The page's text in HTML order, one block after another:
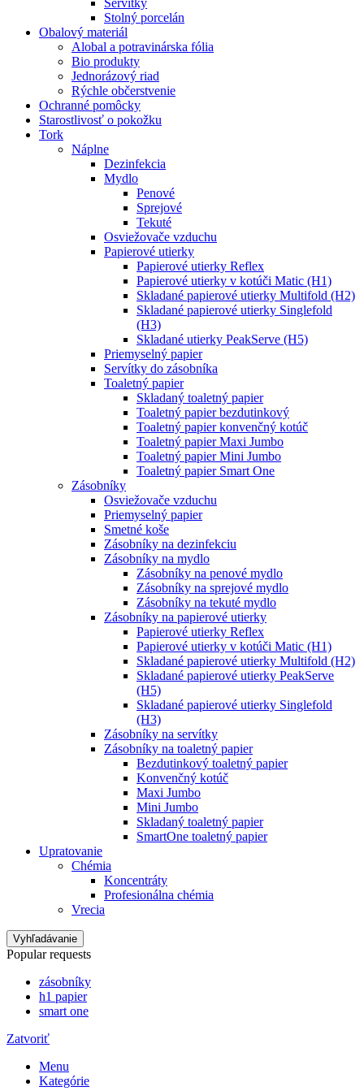
Servítky
Stolný porcelán
Obalový materiál
Alobal a potravinárska fólia
Bio produkty
Jednorázový riad
Rýchle občerstvenie
Ochranné pomôcky
Starostlivosť o pokožku
Tork
Náplne
Dezinfekcia
Mydlo
Penové
Sprejové
Tekuté
Osviežovače vzduchu
Papierové utierky
Papierové utierky Reflex
Papierové utierky v kotúči Matic (H1)
Skladané papierové utierky Multifold (H2)
Skladané papierové utierky Singlefold
(H3)
Skladané utierky PeakServe (H5)
Priemyselný papier
Servítky do zásobníka
Toaletný papier
Skladaný toaletný papier
Toaletný papier bezdutinkový
Toaletný papier konvenčný kotúč
Toaletný papier Maxi Jumbo
Toaletný papier Mini Jumbo
Toaletný papier Smart One
Zásobníky
Osviežovače vzduchu
Priemyselný papier
Smetné koše
Zásobníky na dezinfekciu
Zásobníky na mydlo
Zásobníky na penové mydlo
Zásobníky na sprejové mydlo
Zásobníky na tekuté mydlo
Zásobníky na papierové utierky
Papierové utierky Reflex
Papierové utierky v kotúči Matic (H1)
Skladané papierové utierky Multifold (H2)
Skladané papierové utierky PeakServe
(H5)
Skladané papierové utierky Singlefold
(H3)
Zásobníky na servítky
Zásobníky na toaletný papier
Bezdutinkový toaletný papier
Konvenčný kotúč
Maxi Jumbo
Mini Jumbo
Skladaný toaletný papier
SmartOne toaletný papier
Upratovanie
Chémia
Koncentráty
Profesionálna chémia
Vrecia
Vyhľadávanie
Popular requests
zásobníky
h1 papier
smart one
Zatvoriť
Menu
Kategórie